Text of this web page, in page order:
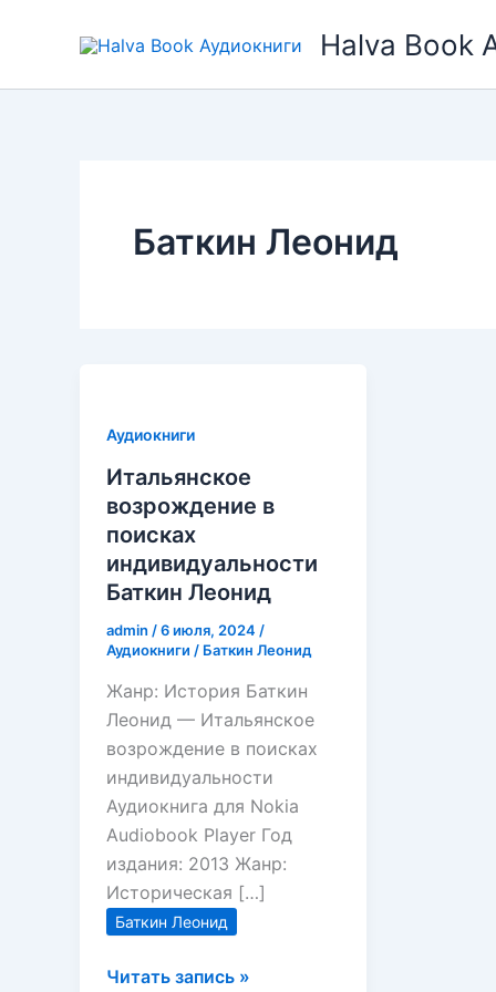
Halva Book
Баткин Леонид
Аудиокниги
Итальянское
возрождение в
поисках
индивидуальности
Баткин Леонид
admin /6 июля, 2024 /
Аудиокниги / Баткин Леонид
Жанр: История Баткин
Леонид — Итальянское
возрождение в поисках
индивидуальности
Аудиокнига для Nokia
Audiobook Player Год
издания: 2013 Жанр:
Историческая […]
Баткин Леонид
Итальянское
Читать запись »